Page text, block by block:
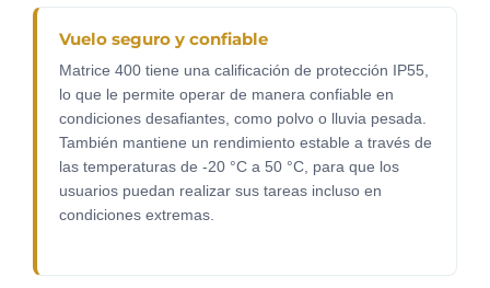
Vuelo seguro y confiable
Matrice 400 tiene una calificación de protección IP55,
lo que le permite operar de manera confiable en
condiciones desafiantes, como polvo o lluvia pesada.
También mantiene un rendimiento estable a través de
las temperaturas de -20 °C a 50 °C, para que los
usuarios puedan realizar sus tareas incluso en
condiciones extremas.